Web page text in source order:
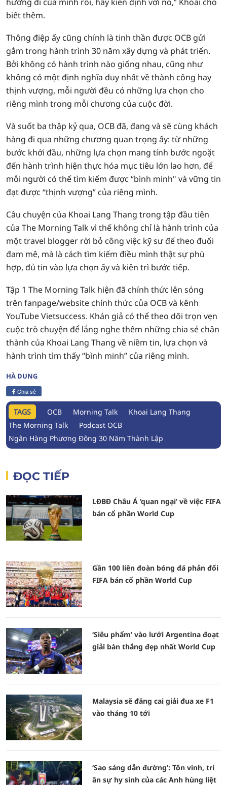
biết thêm.
Thông điệp ấy cũng chính là tinh thần được OCB gửi
gắm trong hành trình 30 năm xây dựng và phát triển.
Bởi không có hành trình nào giống nhau, cũng như
không có một định nghĩa duy nhất về thành công hay
thịnh vượng, mỗi người đều có những lựa chọn cho
riêng mình trong mỗi chương của cuộc đời.
Và suốt ba thập kỷ qua, OCB đã, đang và sẽ cùng khách
hàng đi qua những chương quan trọng ấy: từ những
bước khởi đầu, những lựa chọn mang tính bước ngoặt
đến hành trình hiện thực hóa mục tiêu lớn lao hơn, để
mỗi người có thể tìm kiếm được “bình minh" và vững tin
đạt được “thịnh vượng” của riêng mình.
Câu chuyện của Khoai Lang Thang trong tập đầu tiên
của The Morning Talk vì thế không chỉ là hành trình của
một travel blogger rời bỏ công việc kỹ sư để theo đuổi
đam mê, mà là cách tìm kiếm điều mình thật sự phù
hợp, đủ tin vào lựa chọn ấy và kiên trì bước tiếp.
Tập 1 The Morning Talk hiện đã chính thức lên sóng
trên fanpage/website chính thức của OCB và kênh
YouTube Vietsuccess. Khán giả có thể theo dõi trọn vẹn
cuộc trò chuyện để lắng nghe thêm những chia sẻ chân
thành của Khoai Lang Thang về niềm tin, lựa chọn và
hành trình tìm thấy “bình minh” của riêng mình.
HÀ DUNG
Chia sẻ
TAGS OCB Morning Talk
Khoai Lang Thang
The Morning Talk
Podcast OCB
Ngân Hàng Phương Đông 30 Năm Thành Lập
ĐỌC TIẾP
LĐBĐ Châu Á ‘quan ngại’ về việc FIFA
bán cổ phần World Cup
Gần 100 liên đoàn bóng đá phản đối
FIFA bán cổ phần World Cup
‘Siêu phẩm’ vào lưới Argentina đoạt
giải bàn thắng đẹp nhất World Cup
Malaysia sẽ đăng cai giải đua xe F1
vào tháng 10 tới
‘Sao sáng dẫn đường’: Tôn vinh, tri
ân sự hy sinh của các Anh hùng liệt